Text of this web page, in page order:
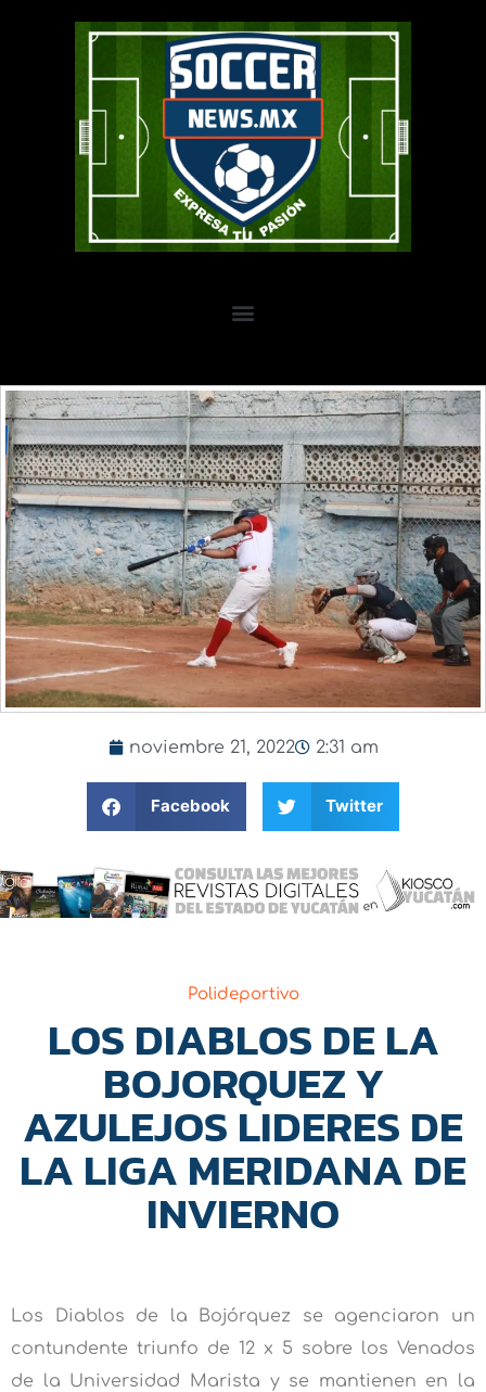
noviembre 21, 2022 2:31 am
Facebook Twitter
Polideportivo
LOS DIABLOS DE LA
BOJORQUEZ Y
AZULEJOS LIDERES DE
LA LIGA MERIDANA DE
INVIERNO
Los Diablos de la Bojórquez se agenciaron un
contundente triunfo de 12 x 5 sobre los Venados
de la Universidad Marista y se mantienen en la